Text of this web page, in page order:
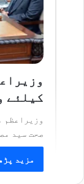
کیلئے
وزیراعظم
صحت سید
مزید